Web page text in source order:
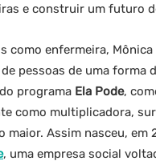
e construir um futuro
como enfermeira,
pessoas de uma forma
programa Ela Pode,
como multiplicadora,
maior. Assim nasceu, em
, uma empresa social